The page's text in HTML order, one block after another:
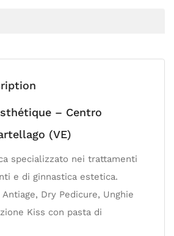
– Centro
(VE)
specializzato nei trattamenti
e di ginnastica estetica.
Dry Pedicure, Unghie
Kiss con pasta di